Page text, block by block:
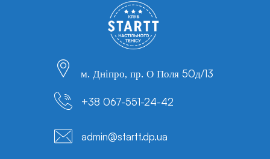
м. Дніпро, пр. О Поля 50д/13
+38 067-551-24-42
admin@startt.dp.ua